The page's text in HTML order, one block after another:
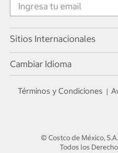
Sitios Internacionales
Cambiar Idioma
Términos y Condiciones |
© Costco de México,
Todos los